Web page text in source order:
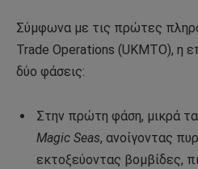
Σύμφωνα με τις πρώτες
Trade Operations (UKMTO), η
δύο φάσεις:
Στην πρώτη φάση, μικρά
Magic Seas, ανοίγοντας
εκτοξεύοντας βομβίδες,